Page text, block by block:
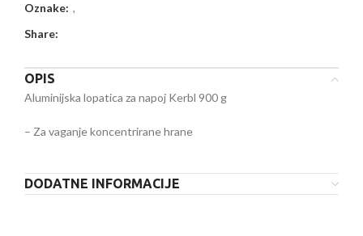
Oznake: ,
Share:
OPIS
Aluminijska lopatica za napoj Kerbl 900 g
– Za vaganje koncentrirane hrane
DODATNE INFORMACIJE